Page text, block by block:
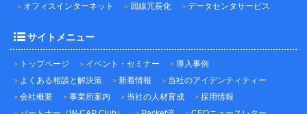
オフィスインターネット
回線冗長化 データセンタサービス
サイトメニュー
トップページ イベント・セミナー
導入事例
よくある相談と解決策
新着情報
当社のアイデンティティー
会社概要
事業所案内 当社の人材育成
採用情報